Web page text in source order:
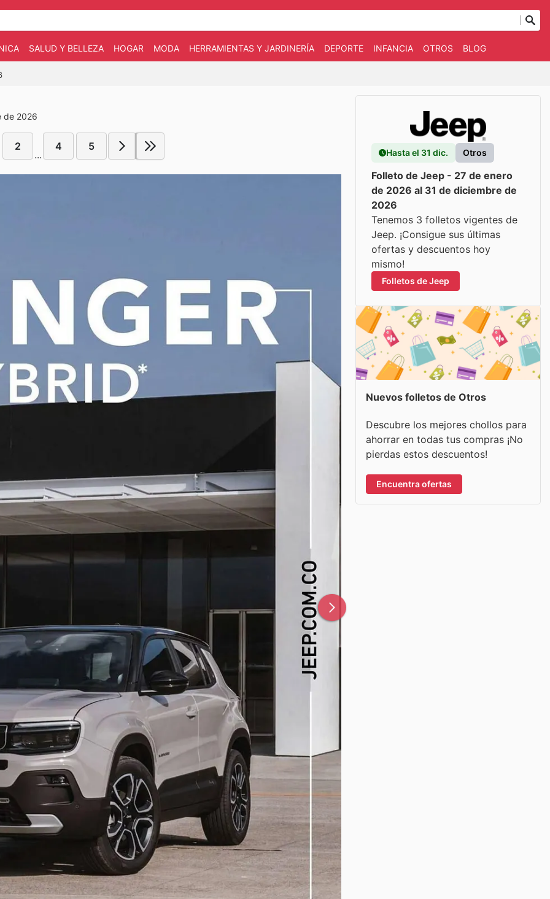
SALUD Y BELLEZA HOGAR MODA HERRAMIENTAS Y JARDINERÍA DEPORTE INFANCIA OTROS BLOG
de 2026
2
...
4 5
Hasta el 31 dic. Otros
Folleto de Jeep - 27 de enero
de 2026 al 31 de diciembre de
2026
Tenemos 3 folletos vigentes de
Jeep. ¡Consigue sus últimas
ofertas y descuentos hoy
mismo!
Folletos de Jeep
Nuevos folletos de Otros
Descubre los mejores chollos para
ahorrar en todas tus compras ¡No
pierdas estos descuentos!
Encuentra ofertas